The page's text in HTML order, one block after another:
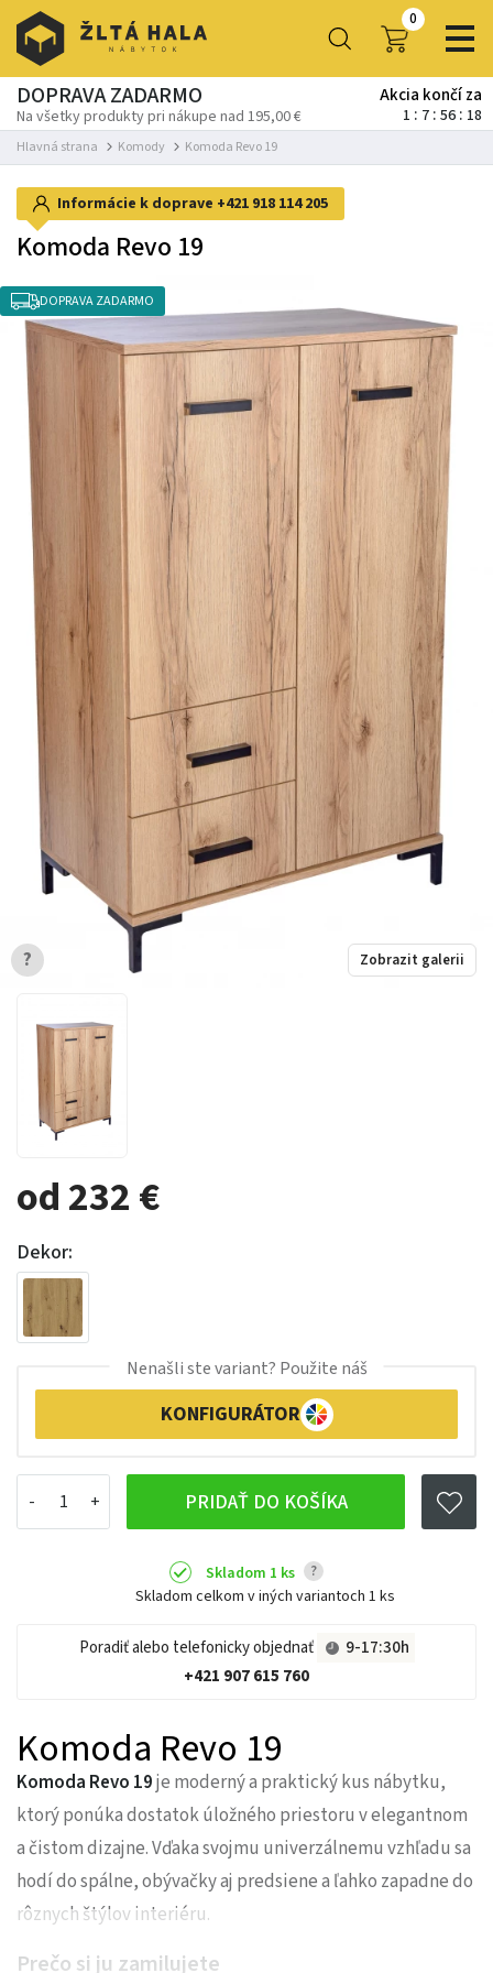
0
DOPRAVA ZADARMO
Na všetky produkty pri nákupe nad 195,00 €
Akcia končí za
1 7 56 17
Hlavná strana Komody Komoda Revo 19
od 232 €
Dekor:
PRIDAŤ DO KOŠÍKA
Nenašli ste variant? Použite náš
KONFIGURÁTOR
Skladom 1 ks ?
Skladom celkom v iných variantoch 1 ks
Poradiť alebo telefonicky objednať
9-17:30h
+421 907 615 760
Informácie k doprave +421 918 114 205
Komoda Revo 19
DOPRAVA ZADARMO
Zobrazit galerii
?
Komoda Revo 19
Komoda Revo 19je moderný a praktický kus nábytku,
ktorý ponúka dostatok úložného priestoru v elegantnom
a čistom dizajne. Vďaka svojmu univerzálnemu vzhľadu sa
hodí do spálne, obývačky aj predsiene a ľahko zapadne do
rôznych štýlov interiéru.
Prečo si ju zamilujete